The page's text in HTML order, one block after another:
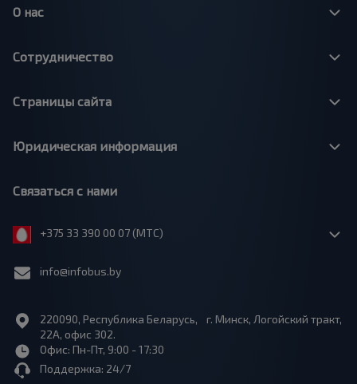
О нас
Сотрудничество
Страницы сайта
Юридическая информация
Связаться с нами
+375 33 390 00 07 (МТС)
info@infobus.by
220090, Республика Беларусь, г. Минск, Логойский тракт,
22А, офис 302.
Офис: Пн-Пт, 9:00 - 17:30
Поддержка: 24/7